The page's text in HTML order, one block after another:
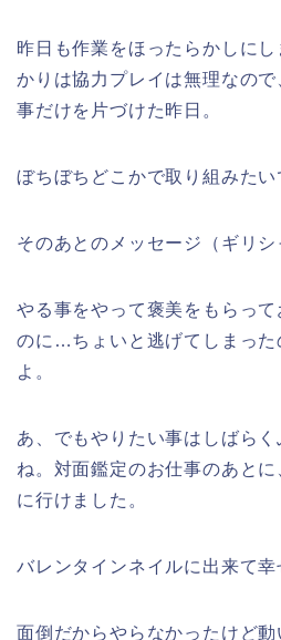
昨日も作業をほったらかしに
かりは協力プレイは無理なの
事だけを片づけた昨日。
ぼちぼちどこかで取り組みたい
そのあとのメッセージ（ギリ
やる事をやって褒美をもらっ
のに…ちょいと逃げてしまった
よ。
あ、でもやりたい事はしばら
ね。対面鑑定のお仕事のあと
に行けました。
バレンタインネイルに出来て幸
面倒だからやらなかったけど